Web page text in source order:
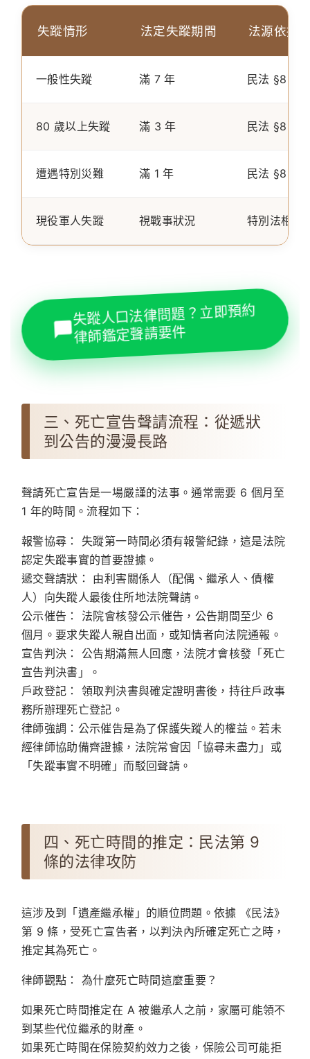
失蹤情形 法定失蹤期間 法源依據
一般性失蹤 滿 7 年 民法 §8 I
80 歲以上失蹤 滿 3 年 民法 §8 II
遭遇特別災難 滿 1 年 民法 §8 III
現役軍人失蹤 視戰事狀況 特別法相關
失蹤人口法律問題？立即預約
律師鑑定聲請要件
三、死亡宣告聲請流程：從遞狀
到公告的漫漫長路
聲請死亡宣告是一場嚴謹的法事。通常需要 6 個月至
1 年的時間。流程如下：
報警協尋：
失蹤第一時間必須有報警紀錄，這是法院
認定失蹤事實的首要證據。
遞交聲請狀：
由利害關係人（配偶、繼承人、債權
人）向失蹤人最後住所地法院聲請。
公示催告：
法院會核發公示催告，公告期間至少 6
個月。要求失蹤人親自出面，或知情者向法院通報。
宣告判決：
公告期滿無人回應，法院才會核發「死亡
宣告判決書」。
戶政登記：
領取判決書與確定證明書後，持往戶政事
務所辦理死亡登記。
律師強調：公示催告是為了保護失蹤人的權益。若未
經律師協助備齊證據，法院常會因「協尋未盡力」或
「失蹤事實不明確」而駁回聲請。
四、死亡時間的推定：民法第 9
條的法律攻防
這涉及到「遺產繼承權」的順位問題。依據 《民法》
第 9 條，受死亡宣告者，以判決內所確定死亡之時，
推定其為死亡。
律師觀點： 為什麼死亡時間這麼重要？
如果死亡時間推定在 A 被繼承人之前，家屬可能領不
到某些代位繼承的財產。
如果死亡時間在保險契約效力之後，保險公司可能拒